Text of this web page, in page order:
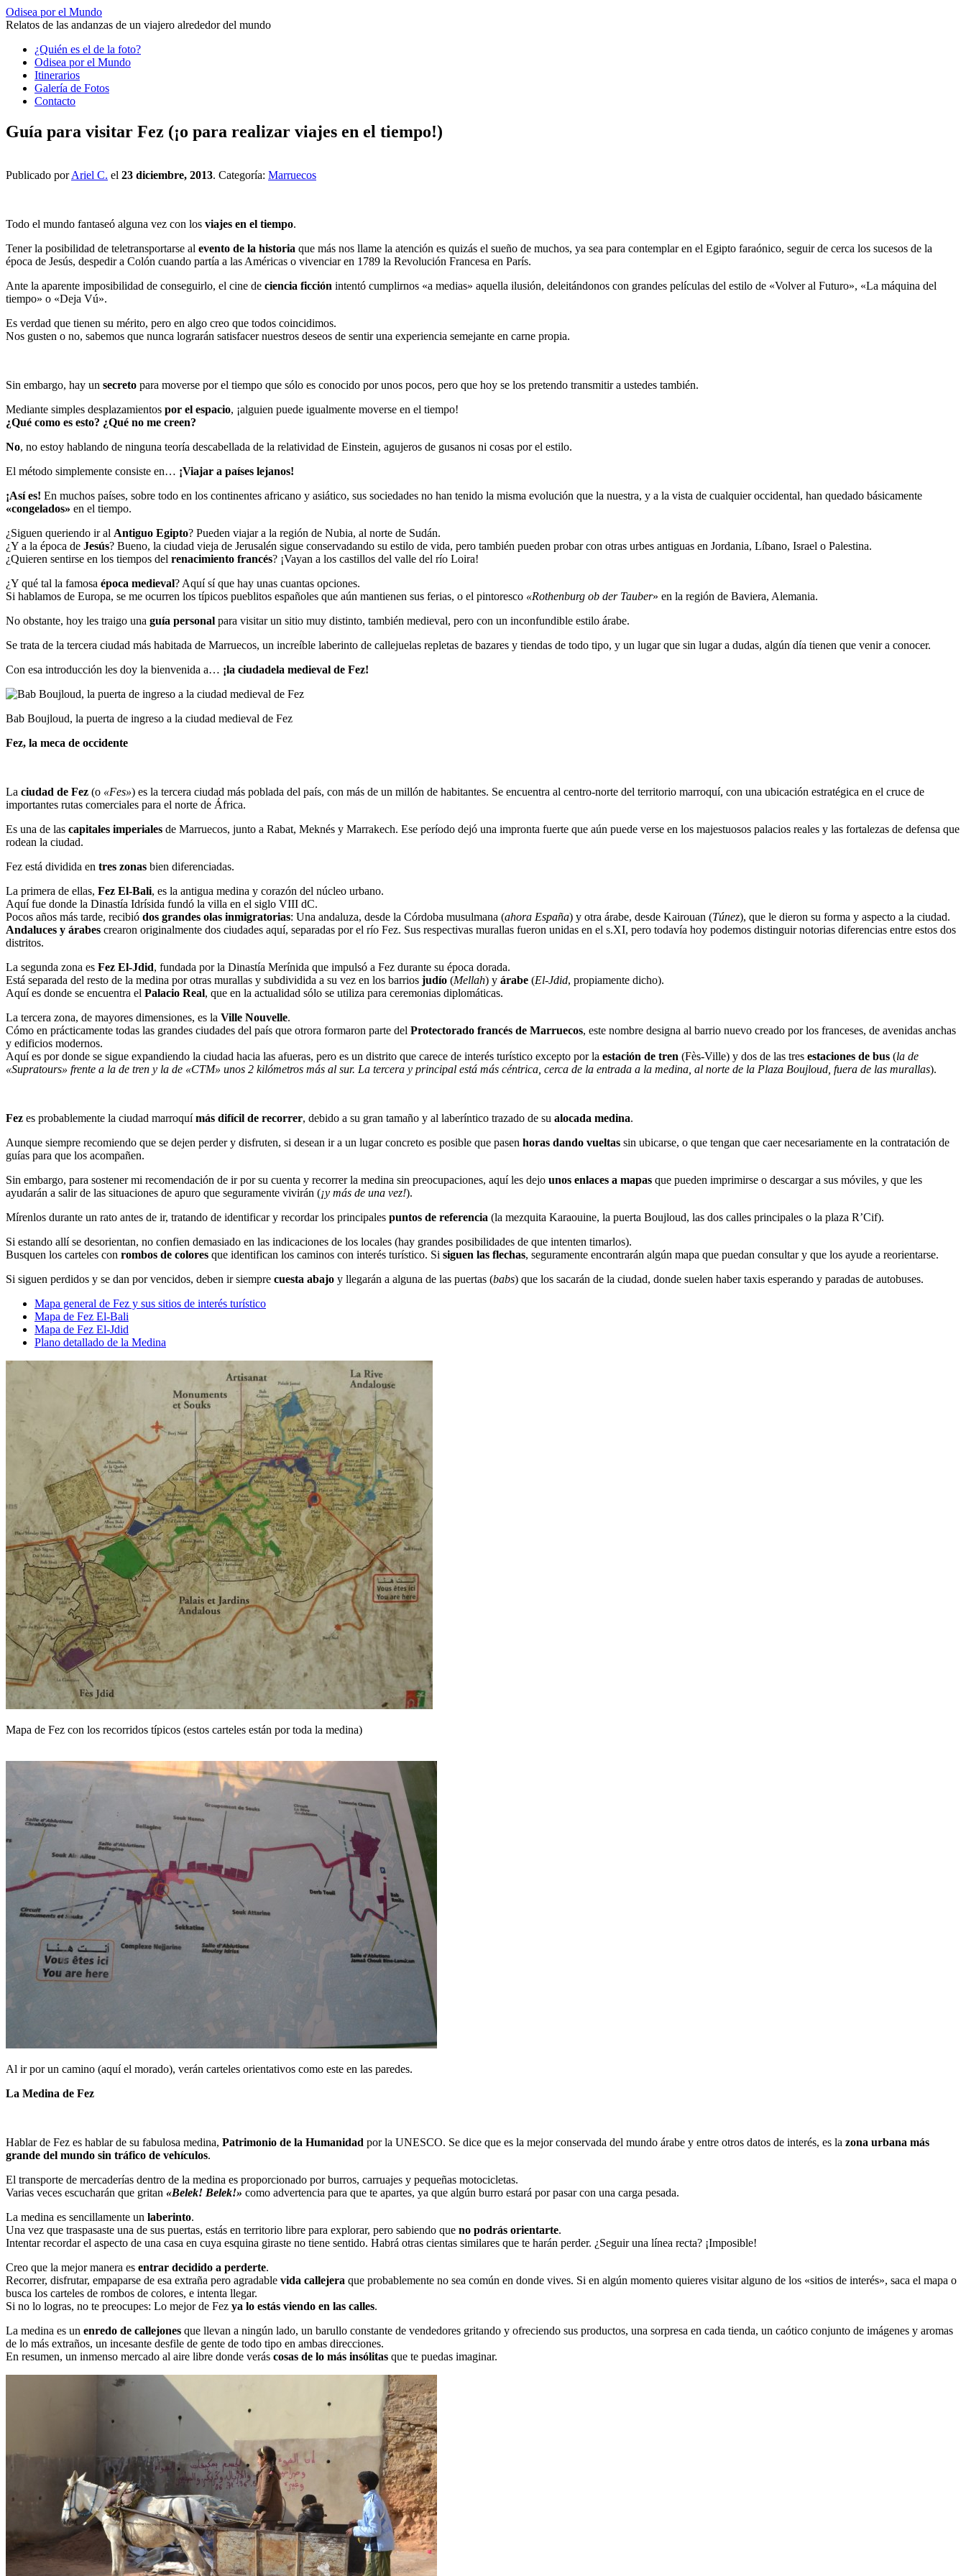
Odisea por el Mundo
Relatos de las andanzas de un viajero alrededor del mundo
Saltar
contenido
¿Quién es el de la foto?
Odisea por el Mundo
Itinerarios
Galería de Fotos
Contacto
Guía para visitar Fez (¡o para realizar viajes en el tiempo!)
Publicado porAriel C. el 23 diciembre, 2013. Categoría: Marruecos
Todo el mundo fantaseó alguna vez con los viajes en el tiempo.
Tener la posibilidad de teletransportarse al evento de la historia que más nos llame la atención es quizás el sueño de muchos, ya sea para contemplar en el Egipto faraónico, seguir de cerca los sucesos de la
época de Jesús, despedir a Colón cuando partía a las Américas o vivenciar en 1789 la Revolución Francesa en París.
Ante la aparente imposibilidad de conseguirlo, el cine de ciencia ficción intentó cumplirnos «a medias» aquella ilusión, deleitándonos con grandes películas del estilo de «Volver al Futuro», «La máquina del
tiempo» o «Deja Vú».
Es verdad que tienen su mérito, pero en algo creo que todos coincidimos.
Nos gusten o no, sabemos que nunca lograrán satisfacer nuestros deseos de sentir una experiencia semejante en carne propia.
Sin embargo, hay un secreto para moverse por el tiempo que sólo es conocido por unos pocos, pero que hoy se los pretendo transmitir a ustedes también.
Mediante simples desplazamientos por el espacio, ¡alguien puede igualmente moverse en el tiempo!
¿Qué como es esto? ¿Qué no me creen?
No, no estoy hablando de ninguna teoría descabellada de la relatividad de Einstein, agujeros de gusanos ni cosas por el estilo.
El método simplemente consiste en… ¡Viajar a países lejanos!
¡Así es! En muchos países, sobre todo en los continentes africano y asiático, sus sociedades no han tenido la misma evolución que la nuestra, y a la vista de cualquier occidental, han quedado básicamente
«congelados» en el tiempo.
¿Siguen queriendo ir al Antiguo Egipto? Pueden viajar a la región de Nubia, al norte de Sudán.
¿Y a la época de Jesús? Bueno, la ciudad vieja de Jerusalén sigue conservadando su estilo de vida, pero también pueden probar con otras urbes antiguas en Jordania, Líbano, Israel o Palestina.
¿Quieren sentirse en los tiempos del renacimiento francés? ¡Vayan a los castillos del valle del río Loira!
¿Y qué tal la famosa época medieval? Aquí sí que hay unas cuantas opciones.
Si hablamos de Europa, se me ocurren los típicos pueblitos españoles que aún mantienen sus ferias, o el pintoresco «Rothenburg ob der Tauber» en la región de Baviera, Alemania.
No obstante, hoy les traigo una guía personal para visitar un sitio muy distinto, también medieval, pero con un inconfundible estilo árabe.
Se trata de la tercera ciudad más habitada de Marruecos, un increíble laberinto de callejuelas repletas de bazares y tiendas de todo tipo, y un lugar que sin lugar a dudas, algún día tienen que venir a conocer.
Con esa introducción les doy la bienvenida a… ¡la ciudadela medieval de Fez!
Bab Boujloud, la puerta de ingreso a la ciudad medieval de Fez
Fez, la meca de occidente
La ciudad de Fez (o «Fes») es la tercera ciudad más poblada del país, con más de un millón de habitantes. Se encuentra al centro-norte del territorio marroquí, con una ubicación estratégica en el cruce de
importantes rutas comerciales para el norte de África.
Es una de las capitales imperiales de Marruecos, junto a Rabat, Meknés y Marrakech. Ese período dejó una impronta fuerte que aún puede verse en los majestuosos palacios reales y las fortalezas de defensa que
rodean la ciudad.
Fez está dividida en tres zonas bien diferenciadas.
La primera de ellas, Fez El-Bali, es la antigua medina y corazón del núcleo urbano.
Aquí fue donde la Dinastía Idrísida fundó la villa en el siglo VIII dC.
Pocos años más tarde, recibió dos grandes olas inmigratorias: Una andaluza, desde la Córdoba musulmana (ahora España) y otra árabe, desde Kairouan (Túnez), que le dieron su forma y aspecto a la ciudad.
Andaluces y árabes crearon originalmente dos ciudades aquí, separadas por el río Fez. Sus respectivas murallas fueron unidas en el s.XI, pero todavía hoy podemos distinguir notorias diferencias entre estos dos
distritos.
La segunda zona es Fez El-Jdid, fundada por la Dinastía Merínida que impulsó a Fez durante su época dorada.
Está separada del resto de la medina por otras murallas y subdividida a su vez en los barrios judío (Mellah) y árabe (El-Jdid, propiamente dicho).
Aquí es donde se encuentra el Palacio Real, que en la actualidad sólo se utiliza para ceremonias diplomáticas.
La tercera zona, de mayores dimensiones, es la Ville Nouvelle.
Cómo en prácticamente todas las grandes ciudades del país que otrora formaron parte del Protectorado francés de Marruecos, este nombre designa al barrio nuevo creado por los franceses, de avenidas anchas
y edificios modernos.
Aquí es por donde se sigue expandiendo la ciudad hacia las afueras, pero es un distrito que carece de interés turístico excepto por la estación de tren (Fès-Ville) y dos de las tres estaciones de bus (la de
«Supratours» frente a la de tren y la de «CTM» unos 2 kilómetros más al sur. La tercera y principal está más céntrica, cerca de la entrada a la medina, al norte de la Plaza Boujloud, fuera de las murallas).
Fez es probablemente la ciudad marroquímás difícil de recorrer, debido a su gran tamaño y al laberíntico trazado de su alocada medina.
Aunque siempre recomiendo que se dejen perder y disfruten, si desean ir a un lugar concreto es posible que pasen horas dando vueltas sin ubicarse, o que tengan que caer necesariamente en la contratación de
guías para que los acompañen.
Sin embargo, para sostener mi recomendación de ir por su cuenta y recorrer la medina sin preocupaciones, aquí les dejo unos enlaces a mapas que pueden imprimirse o descargar a sus móviles, y que les
ayudarán a salir de las situaciones de apuro que seguramente vivirán (¡y más de una vez!).
Mírenlos durante un rato antes de ir, tratando de identificar y recordar los principales puntos de referencia (la mezquita Karaouine, la puerta Boujloud, las dos calles principales o la plaza R’Cif).
Si estando allí se desorientan, no confien demasiado en las indicaciones de los locales (hay grandes posibilidades de que intenten timarlos).
Busquen los carteles con rombos de colores que identifican los caminos con interés turístico. Si siguen las flechas, seguramente encontrarán algún mapa que puedan consultar y que los ayude a reorientarse.
Si siguen perdidos y se dan por vencidos, deben ir siempre cuesta abajo y llegarán a alguna de las puertas (babs) que los sacarán de la ciudad, donde suelen haber taxis esperando y paradas de autobuses.
Mapa general de Fez y sus sitios de interés turístico
Mapa de Fez El-Bali
Mapa de Fez El-Jdid
Plano detallado de la Medina
Mapa de Fez con los recorridos típicos (estos carteles están por toda la medina)
Al ir por un camino (aquí el morado), verán carteles orientativos como este en las paredes.
La Medina de Fez
Hablar de Fez es hablar de su fabulosa medina, Patrimonio de la Humanidad por la UNESCO. Se dice que es la mejor conservada del mundo árabe y entre otros datos de interés, es la zona urbana más
grande del mundo sin tráfico de vehículos.
El transporte de mercaderías dentro de la medina es proporcionado por burros, carruajes y pequeñas motocicletas.
Varias veces escucharán que gritan «Belek! Belek!» como advertencia para que te apartes, ya que algún burro estará por pasar con una carga pesada.
La medina es sencillamente un laberinto.
Una vez que traspasaste una de sus puertas, estás en territorio libre para explorar, pero sabiendo que no podrás orientarte.
Intentar recordar el aspecto de una casa en cuya esquina giraste no tiene sentido. Habrá otras cientas similares que te harán perder. ¿Seguir una línea recta? ¡Imposible!
Creo que la mejor manera es entrar decidido a perderte.
Recorrer, disfrutar, empaparse de esa extraña pero agradable vida callejera que probablemente no sea común en donde vives. Si en algún momento quieres visitar alguno de los «sitios de interés», saca el mapa o
busca los carteles de rombos de colores, e intenta llegar.
Si no lo logras, no te preocupes: Lo mejor de Fez ya lo estás viendo en las calles.
La medina es un enredo de callejones que llevan a ningún lado, un barullo constante de vendedores gritando y ofreciendo sus productos, una sorpresa en cada tienda, un caótico conjunto de imágenes y aromas
de lo más extraños, un incesante desfile de gente de todo tipo en ambas direcciones.
En resumen, un inmenso mercado al aire libre donde verás cosas de lo más insólitas que te puedas imaginar.